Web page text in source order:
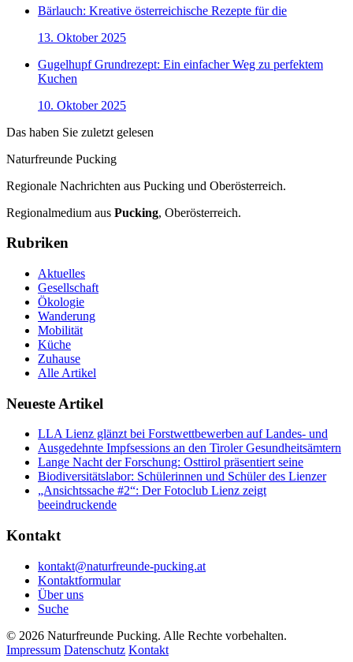
Bärlauch: Kreative österreichische Rezepte für die
13. Oktober 2025
Gugelhupf Grundrezept: Ein einfacher Weg zu perfektem
Kuchen
10. Oktober 2025
Das haben Sie zuletzt gelesen
Naturfreunde Pucking
Regionale Nachrichten aus Pucking und Oberösterreich.
Regionalmedium aus Pucking, Oberösterreich.
Rubriken
Aktuelles
Gesellschaft
Ökologie
Wanderung
Mobilität
Küche
Zuhause
Alle Artikel
Neueste Artikel
LLA Lienz glänzt bei Forstwettbewerben auf Landes- und
Ausgedehnte Impfsessions an den Tiroler Gesundheitsämtern
Lange Nacht der Forschung: Osttirol präsentiert seine
Biodiversitätslabor: Schülerinnen und Schüler des Lienzer
„Ansichtssache #2“: Der Fotoclub Lienz zeigt
beeindruckende
Kontakt
kontakt@naturfreunde-pucking.at
Kontaktformular
Über uns
Suche
© 2026 Naturfreunde Pucking. Alle Rechte vorbehalten.
Impressum Datenschutz Kontakt